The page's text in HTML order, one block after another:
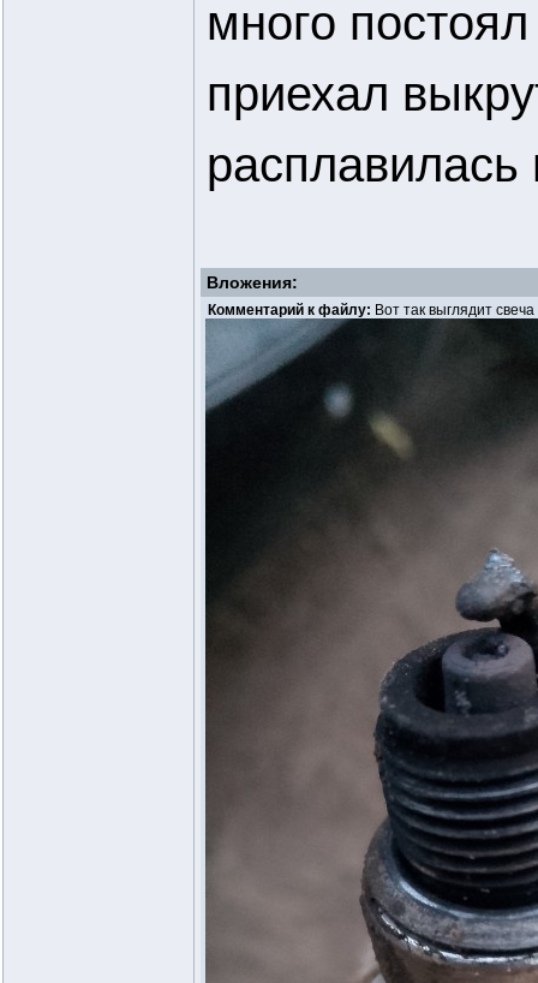
много
приехал
Вложения:
Комментарий к файлу: Вот так выглядит свеча